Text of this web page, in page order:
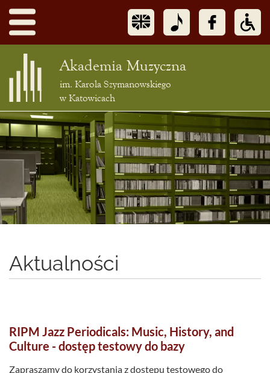
Akademia Muzyczna
im. Karola Szymanowskiego
w Katowicach
Aktualności
RIPM Jazz Periodicals: Music, History, and
Culture - dostęp testowy do bazy
Zapraszamy do korzystania z dostępu testowego do